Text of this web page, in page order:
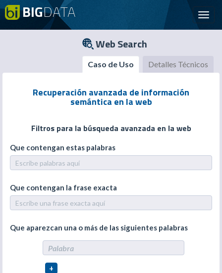
Toggle
BIGDATA
Web Search
Detalles Técnicos
Caso de Uso
Recuperación avanzada de información
semántica en la web
Filtros para la búsqueda avanzada en la web
Que contengan estas palabras
Que contengan la frase exacta
Que aparezcan una o más de las siguientes palabras
+